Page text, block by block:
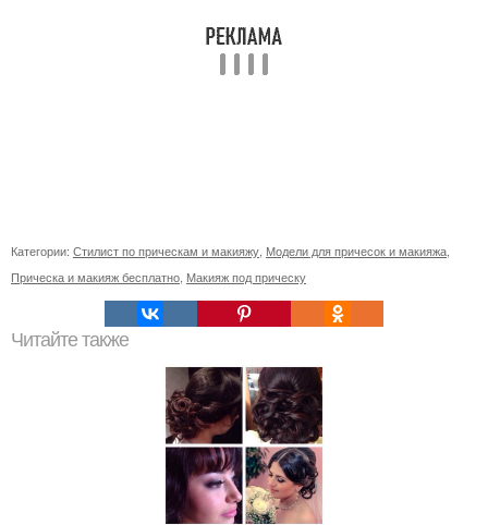
Категории: Стилист по прическам и макияжу Модели для причесок и макияжа
Прическа и макияж бесплатно Макияж под прическу
Читайте также